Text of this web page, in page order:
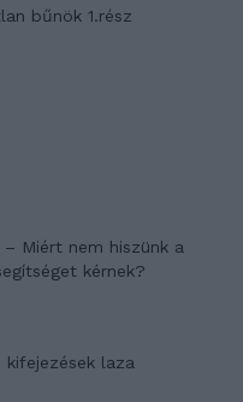
bűnök 1.rész
Miért nem hiszünk a
kérnek?
kifejezések laza